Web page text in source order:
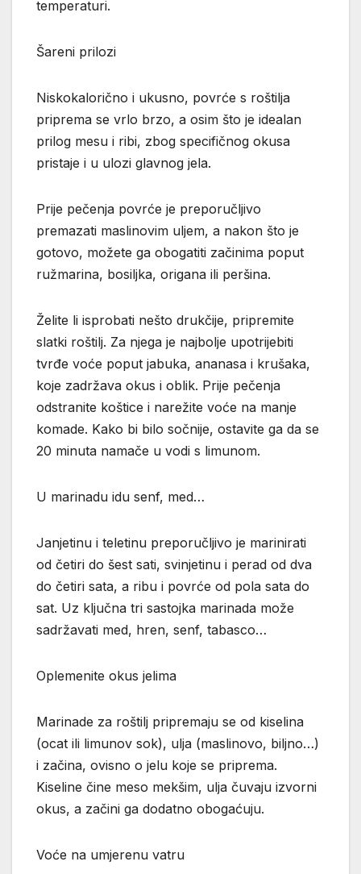
temperaturi.
Šareni prilozi
Niskokalorično i ukusno, povrće s roštilja
priprema se vrlo brzo, a osim što je idealan
prilog mesu i ribi, zbog specifičnog okusa
pristaje i u ulozi glavnog jela.
Prije pečenja povrće je preporučljivo
premazati maslinovim uljem, a nakon što je
gotovo, možete ga obogatiti začinima poput
ružmarina, bosiljka, origana ili peršina.
Želite li isprobati nešto drukčije, pripremite
slatki roštilj. Za njega je najbolje upotrijebiti
tvrđe voće poput jabuka, ananasa i krušaka,
koje zadržava okus i oblik. Prije pečenja
odstranite koštice i narežite voće na manje
komade. Kako bi bilo sočnije, ostavite ga da se
20 minuta namače u vodi s limunom.
U marinadu idu senf, med…
Janjetinu i teletinu preporučljivo je marinirati
od četiri do šest sati, svinjetinu i perad od dva
do četiri sata, a ribu i povrće od pola sata do
sat. Uz ključna tri sastojka marinada može
sadržavati med, hren, senf, tabasco…
Oplemenite okus jelima
Marinade za roštilj pripremaju se od kiselina
(ocat ili limunov sok), ulja (maslinovo, biljno…)
i začina, ovisno o jelu koje se priprema.
Kiseline čine meso mekšim, ulja čuvaju izvorni
okus, a začini ga dodatno obogaćuju.
Voće na umjerenu vatru